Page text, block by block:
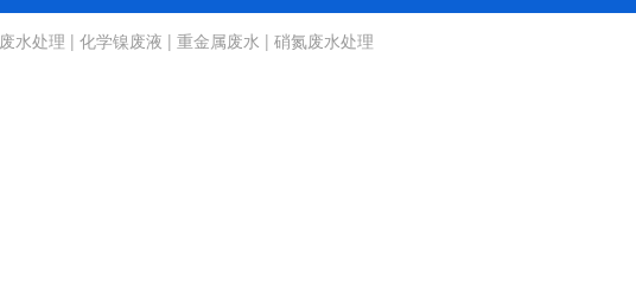
水处理 | 化学镍废液 | 重金属废水 | 硝氮废水处理